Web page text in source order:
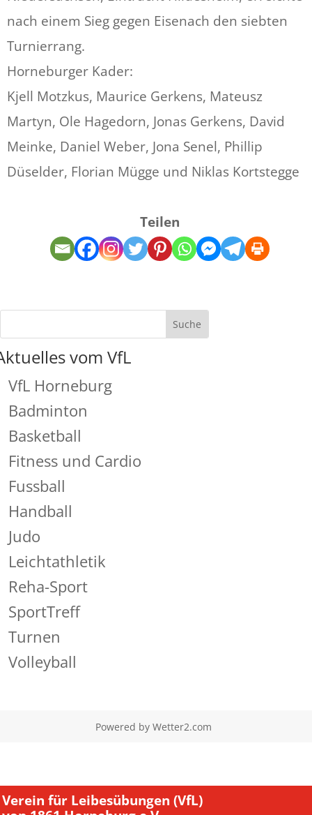
nach einem Sieg gegen Eisenach den siebten
Turnierrang.
Horneburger Kader:
Kjell Motzkus, Maurice Gerkens, Mateusz
Martyn, Ole Hagedorn, Jonas Gerkens, David
Meinke, Daniel Weber, Jona Senel, Phillip
Düselder, Florian Mügge und Niklas Kortstegge
Teilen
vom VfL
VfL Horneburg
Badminton
Basketball
Fitness und Cardio
Fussball
Handball
Judo
Leichtathletik
Reha-Sport
SportTreff
Turnen
Volleyball
Powered by Wetter2.com
Verein für Leibesübungen (VfL)